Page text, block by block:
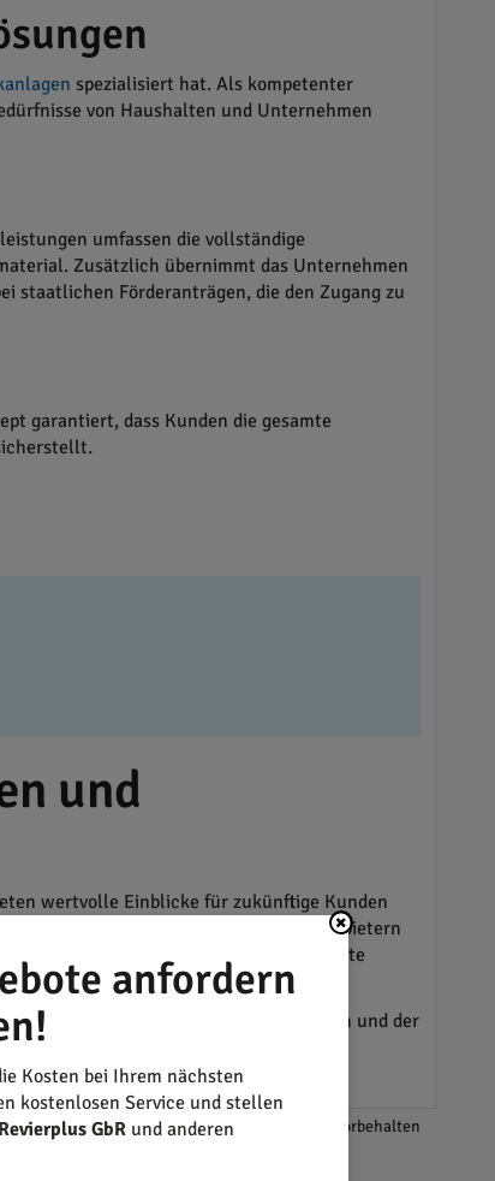
spezialisiert hat. Als kompetenter
von Haushalten und Unternehmen
umfassen die vollständige
Zusätzlich übernimmt das Unternehmen
staatlichen Förderanträgen, die den Zugang zu
garantiert, dass Kunden die gesamte
und
wertvolle Einblicke für zukünftige Kunden
lohnt sich, Angebote von mehreren Anbietern
sparen und sicherzustellen, dass Projekte
Dortmund beitragen. Ein Preisvergleich und der
beim Planen eines
*Änderungen und Irrtümer vorbehalten
anfordern
Kosten bei Ihrem nächsten
kostenlosen Service und stellen
Revierplus GbR und anderen